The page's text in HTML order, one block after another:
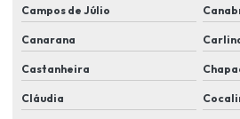
Instalação de alarmes comerciais
Instalação de câmera de segurança em
Instalação de câmeras e alarmes
Instalação de câmeras alarmes e cerca
Campos de Júlio
Canarana
Castanheira
Cláudia